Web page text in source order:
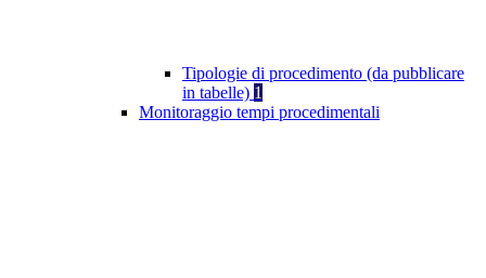
Tipologie di procedimento (da pubblicare
in tabelle) 1
Monitoraggio tempi procedimentali